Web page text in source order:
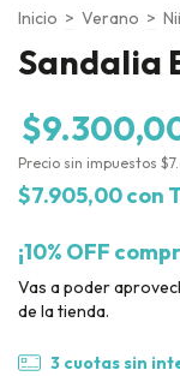
Inicio > Verano >
Sandalia
Precio sin impuestos
$7.905,00con
¡10% OFF
Vas a poder
de la tienda.
3 cuotas sin